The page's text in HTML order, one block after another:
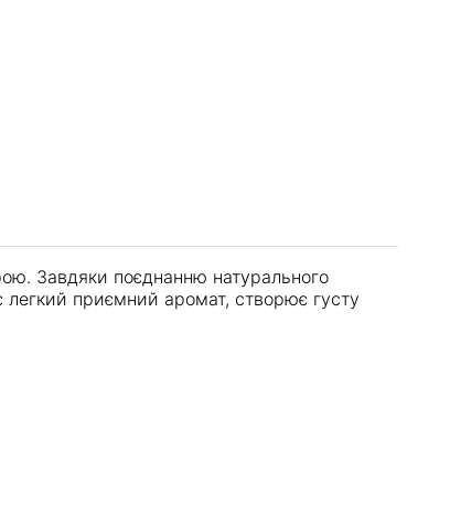
Завдяки поєднанню натурального
приємний аромат, створює густу